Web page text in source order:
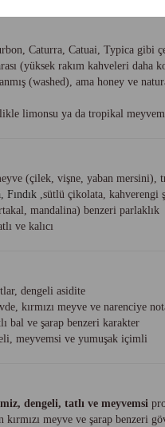
Caturra, Catuai, Typica gibi
(yüksek rakım kahveleri daha
(washed), ama honey ve
limonsu ya da tropikal
(çilek, vişne, yaban mersini),
Fındık ,sütlü çikolata, kahverengi
mandalina) benzeri parlaklık
ve kalıcı
dengeli asidite
kırmızı meyve ve narenciye
bal ve şarap benzeri karakter
meyvemsi ve yumuşak içimli
dengeli, tatlı ve meyvemsi
meyve ve şarap benzeri